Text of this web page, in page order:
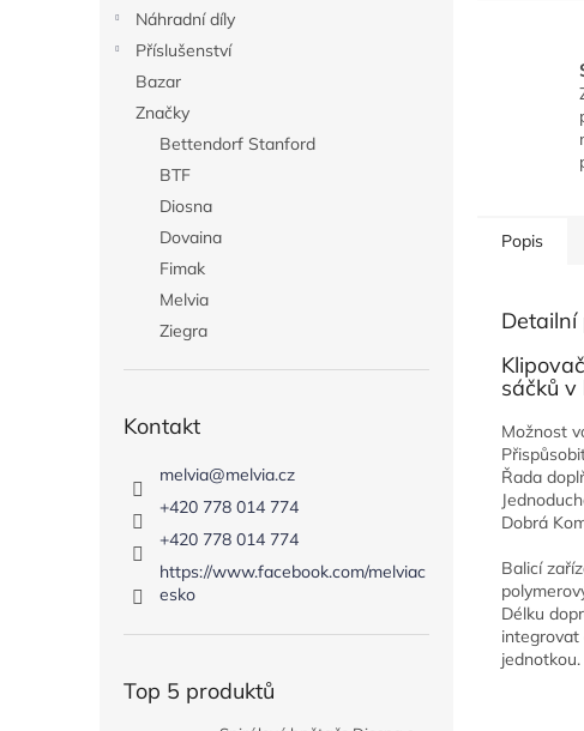
Náhradní díly
Příslušenství
Bazar
Značky
Bettendorf Stanford
BTF
Diosna
Dovaina
Fimak
Melvia
Ziegra
Kontakt
melvia@melvia.cz
+420 778 014 774
+420 778 014 774
https://www.facebook.com/melviac
esko
Top 5 produktů
Popis
Detailní
sáčků v
Možnost
Řada
Dobrá
Balicí
Délku
integrovat
jednotkou.